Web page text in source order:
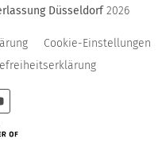
Düsseldorf 2026
Cookie-Einstellungen